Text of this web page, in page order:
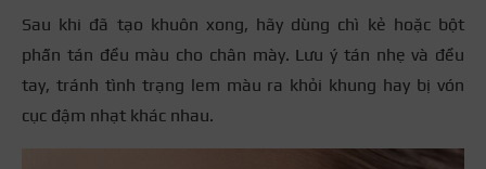
Sau khi đã tạo khuôn xong, hãy dùng chì kẻ hoặc bột
phấn tán đều màu cho chân mày. Lưu ý tán nhẹ và đều
tay, tránh tình trạng lem màu ra khỏi khung hay bị vón
cục đậm nhạt khác nhau.